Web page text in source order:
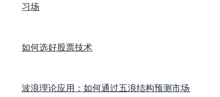
习场
如何选好股票技术
波浪理论应用：如何通过五浪结构预测市场